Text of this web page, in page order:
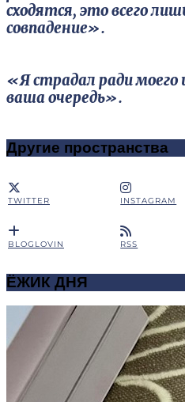
сходятся, это всего
совпадение».
«Я страдал ради моего
ваша очередь».
Другие пространства
TWITTER INSTAGRAM
BLOGLOVIN RSS
ЁЖИК ДНЯ